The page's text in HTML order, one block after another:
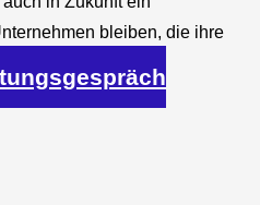
bleiben, die ihre